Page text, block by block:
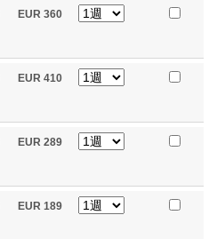
EUR 360
EUR 410
EUR 289
EUR 189